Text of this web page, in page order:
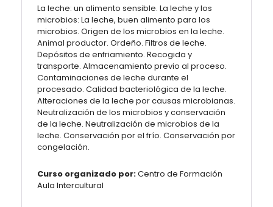
La leche: un alimento sensible. La leche y los
microbios: La leche, buen alimento para los
microbios. Origen de los microbios en la leche.
Animal productor. Ordeño. Filtros de leche.
Depósitos de enfriamiento. Recogida y
transporte. Almacenamiento previo al proceso.
Contaminaciones de leche durante el
procesado. Calidad bacteriológica de la leche.
Alteraciones de la leche por causas microbianas.
Neutralización de los microbios y conservación
de la leche. Neutralización de microbios de la
leche. Conservación por el frío. Conservación por
congelación.
Curso organizado por:Centro de Formación
Aula Intercultural